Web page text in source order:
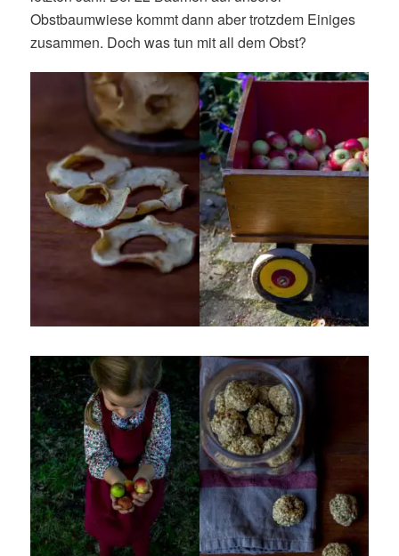
Obstbaumwiese kommt dann aber trotzdem Einiges
zusammen. Doch was tun mit all dem Obst?